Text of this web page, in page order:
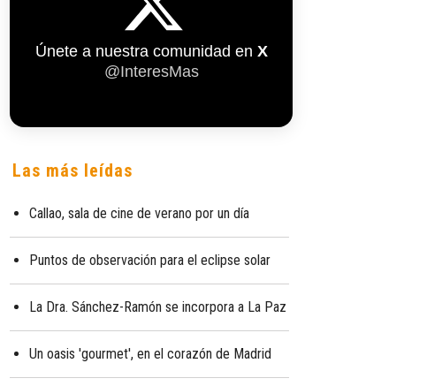
Únete a nuestra comunidad en X
@InteresMas
Las más leídas
Callao, sala de cine de verano por un día
Puntos de observación para el eclipse solar
La Dra. Sánchez-Ramón se incorpora a La Paz
Un oasis 'gourmet', en el corazón de Madrid